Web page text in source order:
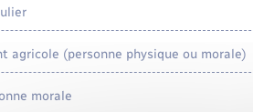
agricole (personne physique ou morale)
morale